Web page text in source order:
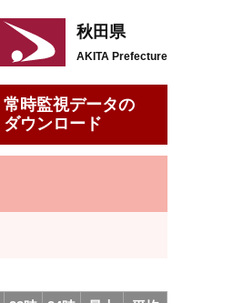
秋田県
AKITA Prefecture
常時監視データの
ダウンロード